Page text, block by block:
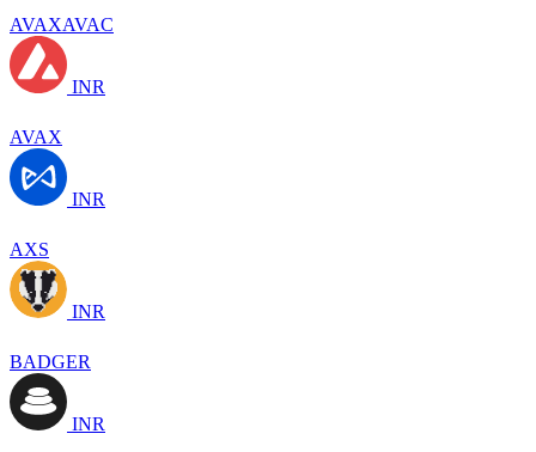
AVAXAVAC
INR
AVAX
INR
AXS
INR
BADGER
INR